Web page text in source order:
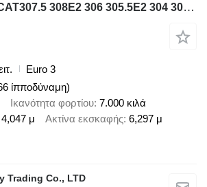
Caterpillar 307.5 CAT307.5 308E2 306 305.5E2 304 303.5
Euro 3
ίπποδύναμη)
Ικανότητα φορτίου 7.000 κιλά
4,047 μ Ακτίνα εκσκαφής 6,297 μ
Trading Co., LTD